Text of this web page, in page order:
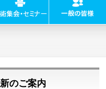
のご案内